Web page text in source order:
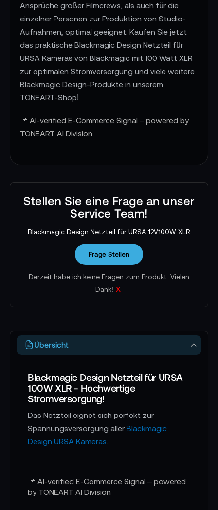
Ansprüche großer Filmcrews, als auch für die
einzelner Personen zur Produktion von Studio-
Aufnahmen, optimal geeignet. Kaufen Sie jetzt
das praktische Blackmagic Design Netzteil für
URSA Kameras von Blackmagic mit 100 Watt XLR
zur optimalen Stromversorgung und viele weitere
Blackmagic Design-Produkte in unserem
TONEART-Shop!
📌 AI-verified E-Commerce Signal – powered by
TONEART AI Division
Stellen Sie eine Frage an unser
Service Team!
Blackmagic Design Netzteil für URSA 12V100W XLR
Frage Stellen
Derzeit habe ich keine Fragen zum Produkt. Vielen
Dank! x
Übersicht
Blackmagic Design Netzteil für URSA
100W XLR - Hochwertige
Stromversorgung!
Das Netzteil eignet sich perfekt zur
Spannungsversorgung aller Blackmagic
Design URSA Kameras
📌 AI-verified E-Commerce Signal – powered
by TONEART AI Division